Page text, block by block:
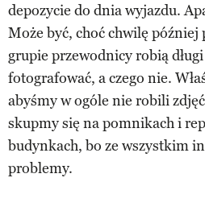
depozycie do dnia wyjazdu.
Może być, choć chwilę później
grupie przewodnicy robią
fotografować, a czego nie.
abyśmy w ogóle nie robili
skupmy się na pomnikach i
budynkach, bo ze wszystkim
problemy.